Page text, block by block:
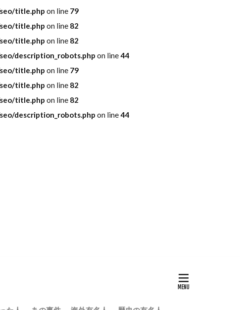
title.php on line 79
title.php on line 82
title.php on line 82
description_robots.php on line44
title.php on line 79
title.php on line 82
title.php on line 82
description_robots.php on line44